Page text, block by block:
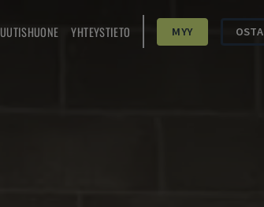
UUTISHUONE YHTEYSTIETO MYY OSTA